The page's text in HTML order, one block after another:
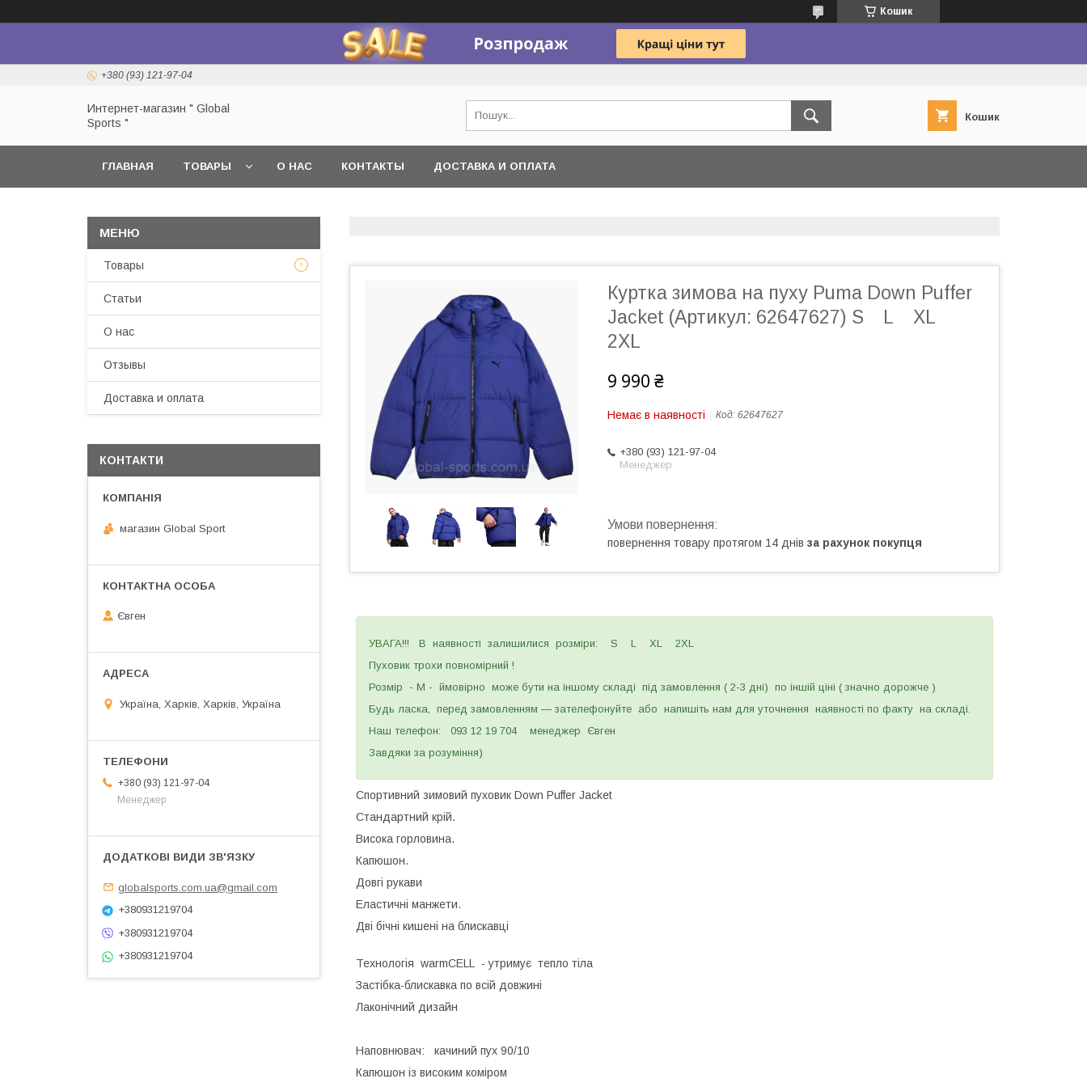
Кошик
+380 (93) 121-97-04
Интернет-магазин " Global
Sports "
Кошик
ГЛАВНАЯ ТОВАРЫ О НАС КОНТАКТЫ ДОСТАВКА И ОПЛАТА
Куртка зимова на пуху Puma Down Puffer
Jacket (Артикул: 62647627) S L XL
2XL
9 990 ₴
Немає в наявності Код: 62647627
+380 (93) 121-97-04
Менеджер
повернення товару протягом 14 днів за рахунок покупця
УВАГА!!! В наявності залишилися розміри: S L XL 2XL
Пуховик трохи повномірний !
Розмір - M - ймовірно може бути на іншому складі під замовлення ( 2-3 дні) по іншій ціні ( значно дорожче )
Будь ласка, перед замовленням — зателефонуйте або напишіть нам для уточнення наявності по факту на складі.
Наш телефон: 093 12 19 704 менеджер Євген
Завдяки за розуміння)
Спортивний зимовий пуховик Down Puffer Jacket
Стандартний крій.
Висока горловина.
Капюшон.
Довгі рукави
Еластичні манжети.
Дві бічні кишені на блискавці
Технологія warmCELL - утримує тепло тіла
Застібка-блискавка по всій довжині
Лаконічний дизайн
Наповнювач: качиний пух 90/10
Капюшон із високим коміром
Товары
Статьи
О нас
Отзывы
Доставка и оплата
КОНТАКТИ
магазин Global Sport
Євген
Україна, Харків, Харків, Україна
+380 (93) 121-97-04
Менеджер
globalsports.com.ua@gmail.com
+380931219704
+380931219704
+380931219704